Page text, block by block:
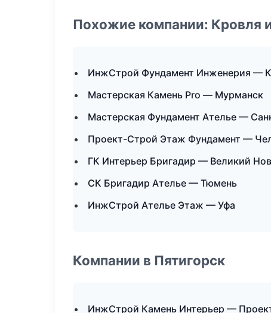
Похожие компании: Кровля
ИнжСтрой Фундамент Инженерия —
Мастерская Камень Pro — Мурманск
Мастерская Фундамент Ателье —
Проект-Строй Этаж Фундамент —
ГК Интерьер Бригадир — Великий
СК Бригадир Ателье — Тюмень
ИнжСтрой Ателье Этаж — Уфа
Компании в Пятигорск
ИнжСтрой Камень Интерьер —